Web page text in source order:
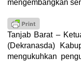
mengembangkan
Tanjab Barat –
(Dekranasda)
mengukuhkan